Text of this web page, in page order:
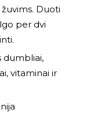
Duoti
per dvi
dumbliai,
vitaminai ir